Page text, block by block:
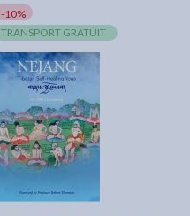
-10%
TRANSPORT GRATUIT